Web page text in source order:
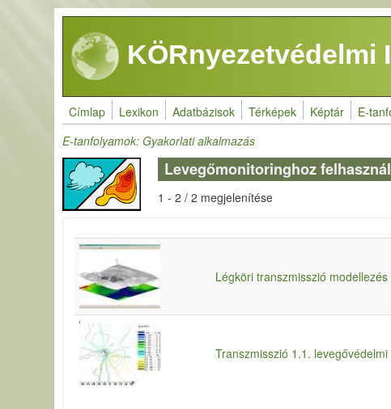
Ugrás a tartalomra
KÖRnyezetvédelmi
Címlap Lexikon Adatbázisok Térképek Képtár E-
E-tanfolyamok: Gyakorlati alkalmazás
Levegőmonitoringhoz
1 - 2 / 2 megjelenítése
Légköri transzmisszió
Transzmisszió 1.1.